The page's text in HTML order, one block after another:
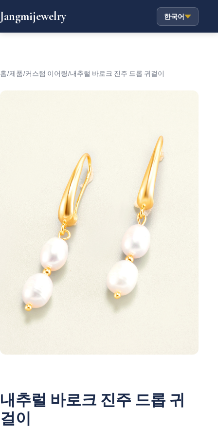
Jangmijewelry 한국어
홈/제품/커스텀 이어링/내추럴 바로크 진주 드롭 귀걸이
내추럴 바로크 진주 드롭 귀
걸이